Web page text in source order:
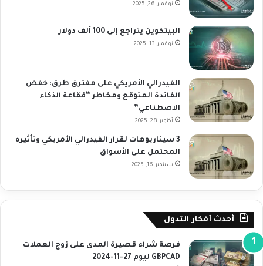
نوفمبر 26, 2025
البيتكوين يتراجع إلى 100 ألف دولار
نوفمبر 13, 2025
الفيدرالي الأمريكي على مفترق طرق: خفض
الفائدة المتوقع ومخاطر “فقاعة الذكاء
الاصطناعي”
أكتوبر 28, 2025
3 سيناريوهات لقرار الفيدرالي الأمريكي وتأثيره
المحتمل على الأسواق
سبتمبر 16, 2025
أحدث أفكار التدول
فرصة شراء قصيرة المدى على زوج العملات
GBPCAD ليوم 27-11-2024